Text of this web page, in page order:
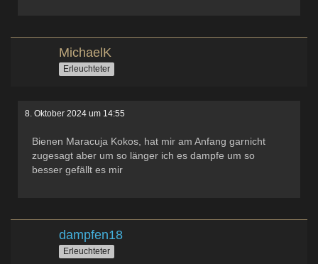
MichaelK
Erleuchteter
8. Oktober 2024 um 14:55
Bienen Maracuja Kokos, hat mir am Anfang garnicht
zugesagt aber um so länger ich es dampfe um so
besser gefällt es mir
dampfen18
Erleuchteter